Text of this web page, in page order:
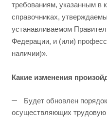
требованиям, указанным в
справочниках,
устанавливаемом
Федерации, и (или)
наличии)».
Какие изменения
Будет обновлен
осуществляющих